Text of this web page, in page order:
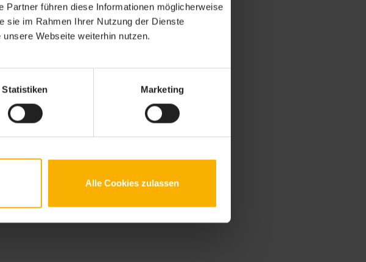
Partner führen diese Informationen möglicherweise
sie im Rahmen Ihrer Nutzung der Dienste
Webseite weiterhin nutzen.
Statistiken Marketing
Alle Cookies zulassen